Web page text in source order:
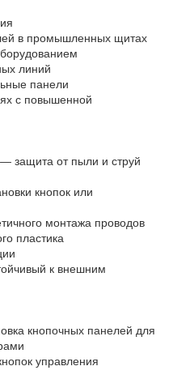
в промышленных щитах
линий
панели
с повышенной
защита от пыли и струй
кнопок или
монтажа проводов
пластика
к внешним
кнопочных панелей для
управления